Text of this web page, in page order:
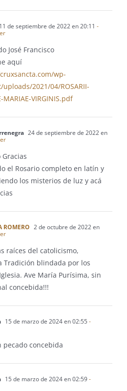
11 de septiembre de 2022 en 20:11 -
José Francisco
aquí
wp-
2021/04/ROSARII-
MARIAE-VIRGINIS.pdf
24 de septiembre de 2022 en
el Rosario completo en latín y
los misterios de luz y acá
ROMERO 2 de octubre de 2022 en
raíces del catolicismo,
Tradición blindada por los
Ave María Purísima, sin
concebida!!!
15 de marzo de 2024 en 02:55-
pecado concebida
15 de marzo de 2024 en 02:59-